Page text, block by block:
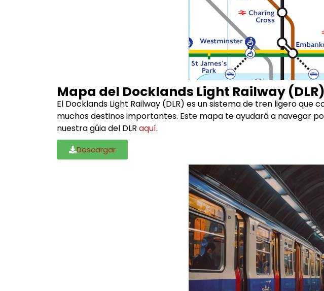
Mapa del Docklands Light Railway
El Docklands Light Railway (DLR) es un sistema de tren ligero
muchos destinos importantes. Este mapa te ayudará a navegar
nuestra gúia del DLR aquí.
Descargar